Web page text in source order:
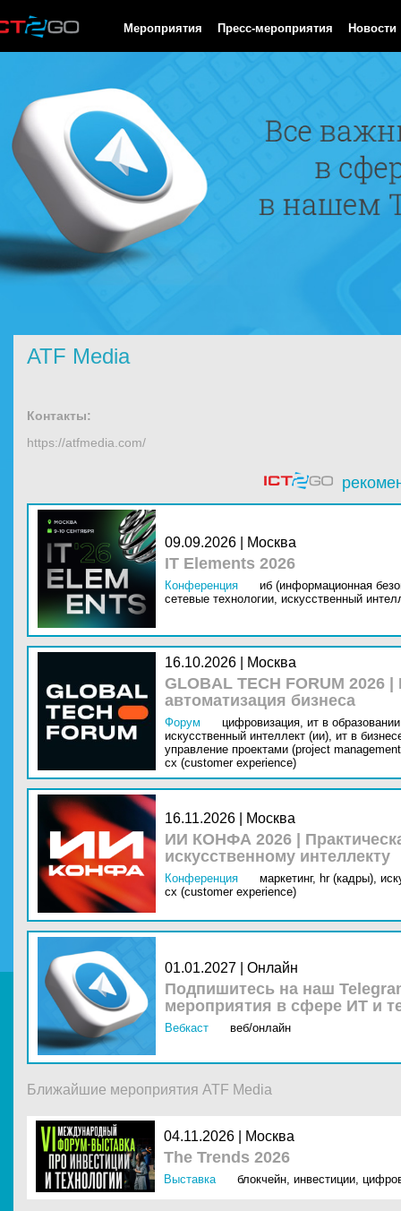
Мероприятия Пресс-мероприятия Новости
ATF Media
Контакты:
https://atfmedia.com/
09.09.2026 | Москва
IT Elements 2026
Конференция
иб (информационная
сетевые технологии, искусственный
16.10.2026 | Москва
GLOBAL TECH FORUM
автоматизация бизнеса
Форум цифровизация, ит в
искусственный интеллект (ии), ит в
управление проектами (project
cx (customer experience)
16.11.2026 | Москва
ИИ КОНФА 2026 |
искусственному интеллекту
Конференция маркетинг, hr (кадры),
cx (customer experience)
01.01.2027 | Онлайн
Подпишитесь на наш
мероприятия в сфере ИТ и
Вебкаст веб/онлайн
Ближайшие мероприятия ATF Media
04.11.2026 | Москва
The Trends 2026
Выставка блокчейн, инвестиции,